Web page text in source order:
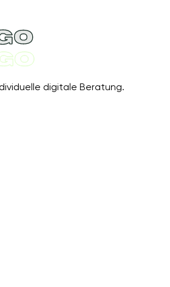
digitale Beratung.